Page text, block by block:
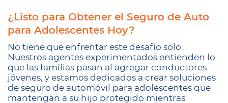
¿Listo para Obtener el Seguro de Auto
para Adolescentes Hoy?
No tiene que enfrentar este desafío solo.
Nuestros agentes experimentados entienden lo
que las familias pasan al agregar conductores
jóvenes, y estamos dedicados a crear soluciones
de seguro de automóvil para adolescentes que
mantengan a su hijo protegido mientras